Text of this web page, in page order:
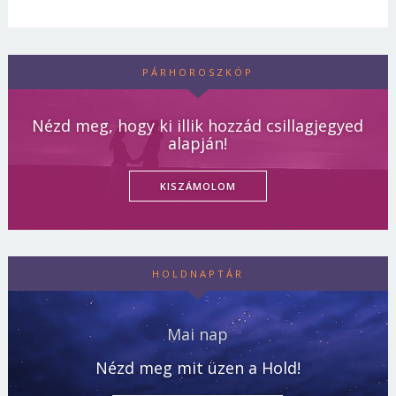
PÁRHOROSZKÓP
Nézd meg, hogy ki illik hozzád csillagjegyed
alapján!
KISZÁMOLOM
HOLDNAPTÁR
Mai nap
Nézd meg mit üzen a Hold!